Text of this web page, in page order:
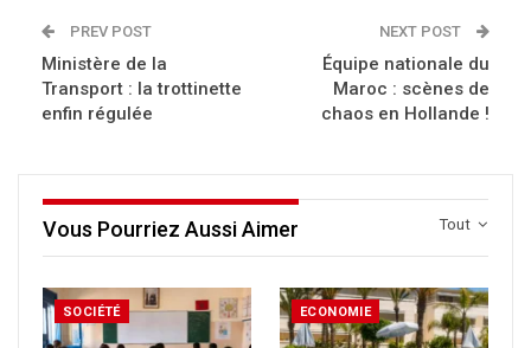
PREV POST
Ministère de la
Transport : la trottinette
enfin régulée
NEXT POST
Équipe nationale du
Maroc : scènes de
chaos en Hollande !
Tout
Vous Pourriez Aussi Aimer
SOCIÉTÉ ECONOMIE